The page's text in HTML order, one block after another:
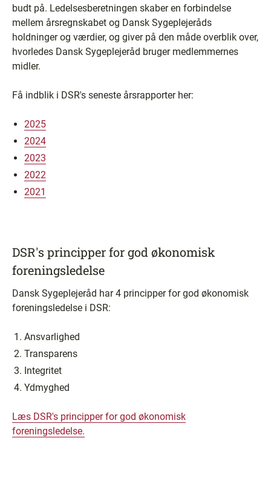
budt på. Ledelsesberetningen skaber en forbindelse
mellem årsregnskabet og Dansk Sygeplejeråds
holdninger og værdier, og giver på den måde overblik over,
hvorledes Dansk Sygeplejeråd bruger medlemmernes
midler.
Få indblik i DSR's seneste årsrapporter her:
2025
2024
2023
2022
2021
DSR's principper for god økonomisk
foreningsledelse
Dansk Sygeplejeråd har 4 principper for god økonomisk
foreningsledelse i DSR:
Ansvarlighed
Transparens
Integritet
Ydmyghed
Læs DSR's principper for god økonomisk
foreningsledelse.